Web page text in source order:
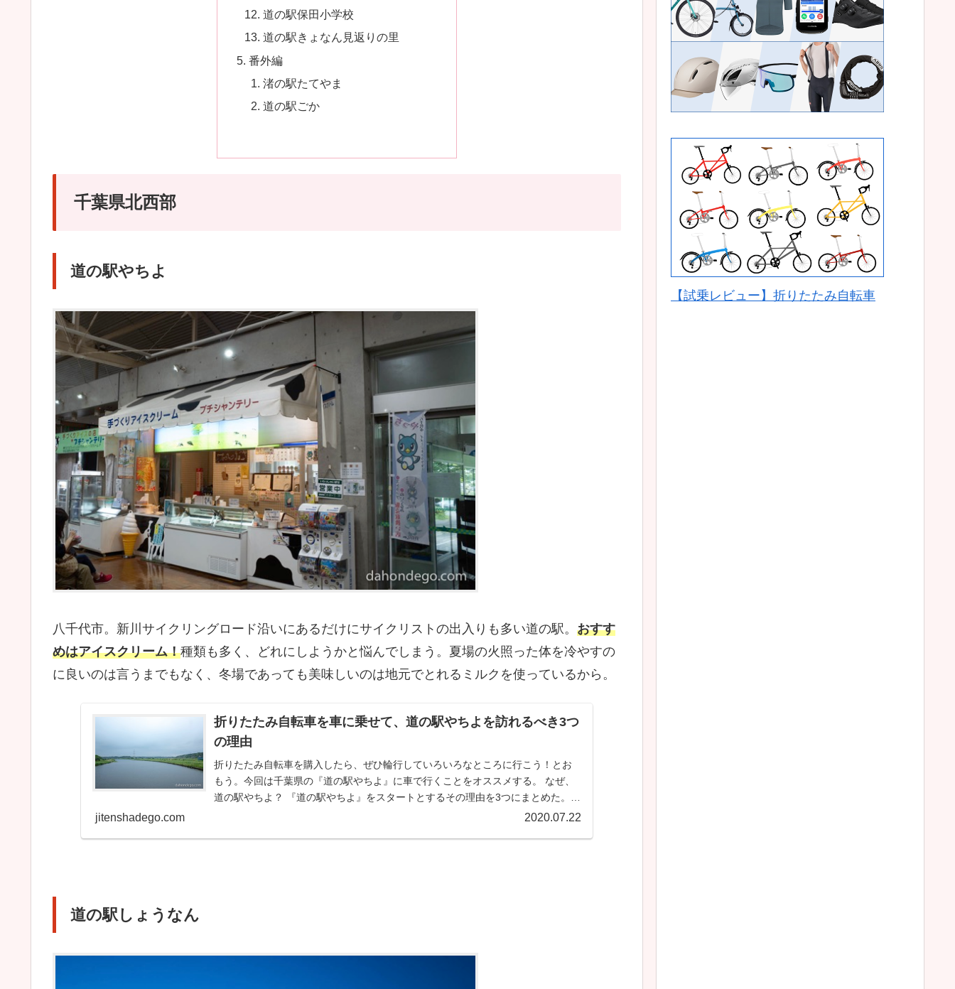
道の駅保田小学校
道の駅きょなん見返りの里
番外編
渚の駅たてやま
道の駅ごか
千葉県北西部
道の駅やちよ
八千代市。新川サイクリングロード沿いにあるだけにサイクリストの出入りも多い道の駅。 おすす
めはアイスクリーム！種類も多く、どれにしようかと悩んでしまう。夏場の火照った体を冷やすの
に良いのは言うまでもなく、冬場であっても美味しいのは地元でとれるミルクを使っているから。
折りたたみ自転車を車に乗せて、道の駅やちよを訪れるべき3つ
の理由
折りたたみ自転車を購入したら、ぜひ輪行していろいろなところに行こう！とお
もう。今回は千葉県の『道の駅やちよ』に車で行くことをオススメする。 なぜ、
道の駅やちよ？ 『道の駅やちよ』をスタートとするその理由を3つにまとめた。
jitenshadego.com 2020.07.22
道の駅しょうなん
【試乗レビュー】折りたたみ自転車